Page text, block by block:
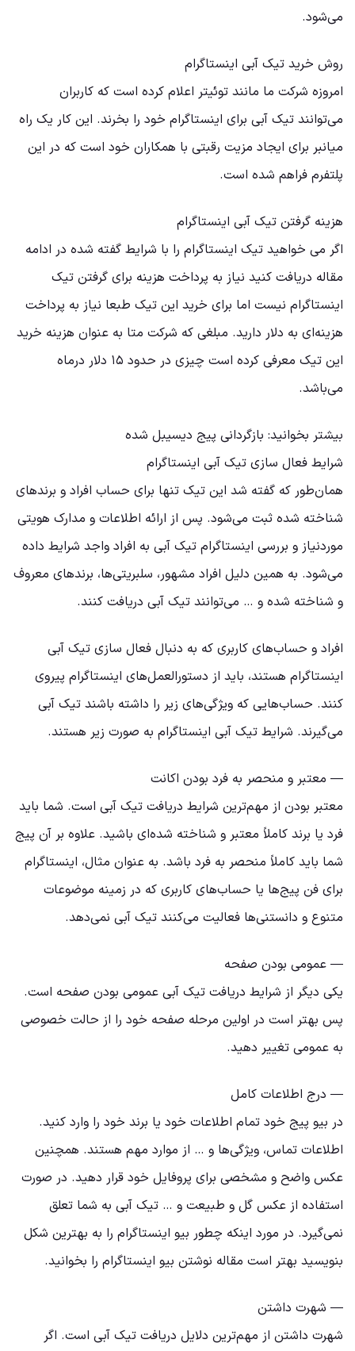
می‌شود.
روش خرید تیک آبی اینستاگرام
امروزه شرکت ما مانند توئیتر اعلام کرده است که کاربران
می‌توانند تیک آبی برای اینستاگرام خود را بخرند. این کار یک راه
میانبر برای ایجاد مزیت رقبتی با همکاران خود است که در این
پلتفرم فراهم شده است.
هزینه گرفتن تیک آبی اینستاگرام
اگر می خواهید تیک اینستاگرام را با شرایط گفته شده در ادامه
مقاله دریافت کنید نیاز به پرداخت هزینه برای گرفتن تیک
اینستاگرام نیست اما برای خرید این تیک طبعا نیاز به پرداخت
هزینه‌ای به دلار دارید. مبلغی که شرکت متا به عنوان هزینه خرید
این تیک معرفی کرده است چیزی در حدود ۱۵ دلار درماه
می‌باشد.
بیشتر بخوانید: بازگردانی پیج دیسیبل شده
شرایط فعال سازی تیک آبی اینستاگرام
همان‌طور که گفته شد این تیک تنها برای حساب‌ افراد و برندهای
شناخته شده ثبت می‌شود. پس از ارائه اطلاعات و مدارک هویتی
موردنیاز و بررسی اینستاگرام تیک آبی به افراد واجد شرایط داده
می‌شود. به همین دلیل افراد مشهور، سلبریتی‌ها، برندهای معروف
و شناخته شده و … می‌توانند تیک آبی دریافت کنند.
افراد و حساب‌های کاربری که به دنبال فعال سازی تیک آبی
اینستاگرام هستند، باید از دستورالعمل‌های اینستاگرام پیروی
کنند. حساب‌هایی که ویژگی‌های زیر را داشته باشند تیک آبی
می‌گیرند. شرایط تیک آبی اینستاگرام به صورت زیر هستند.
— معتبر و منحصر به فرد بودن اکانت
معتبر بودن از مهم‌ترین شرایط دریافت تیک آبی است. شما باید
فرد یا برند کاملاً معتبر و شناخته شده‌ای باشید. علاوه بر آن پیج
شما باید کاملاً منحصر به فرد باشد. به عنوان مثال، اینستاگرام
برای فن پیج‌ها یا حساب‌های کاربری که در زمینه موضوعات
متنوع و دانستنی‌ها فعالیت می‌کنند تیک آبی نمی‌دهد.
— عمومی بودن صفحه
یکی دیگر از شرایط دریافت تیک آبی عمومی بودن صفحه است.
پس بهتر است در اولین مرحله صفحه خود را از حالت خصوصی
به عمومی تغییر دهید.
— درج اطلاعات کامل
در بیو پیج خود تمام اطلاعات خود یا برند خود را وارد کنید.
اطلاعات تماس، ویژگی‌ها و … از موارد مهم هستند. همچنین
عکس واضح و مشخصی برای پروفایل خود قرار دهید. در صورت
استفاده از عکس گل و طبیعت و … تیک آبی به شما تعلق
نمی‌گیرد. در مورد اینکه چطور بیو اینستاگرام را به بهترین شکل
بنویسید بهتر است مقاله نوشتن بیو اینستاگرام را بخوانید.
— شهرت داشتن
شهرت داشتن از مهم‌ترین دلایل دریافت تیک آبی است. اگر